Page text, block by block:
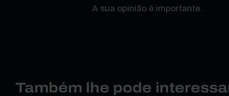
A sua opinião é importante.
Também lhe pode